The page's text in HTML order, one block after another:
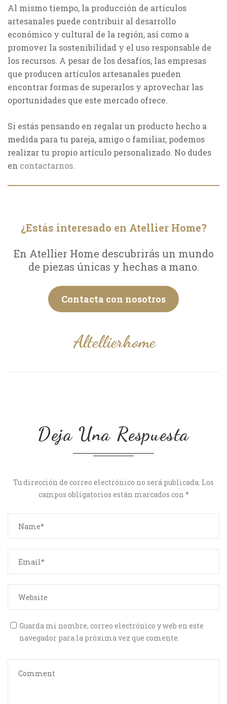
Al mismo tiempo, la producción de artículos
artesanales puede contribuir al desarrollo
económico y cultural de la región, así como a
promover la sostenibilidad y el uso responsable de
los recursos. A pesar de los desafíos, las empresas
que producen artículos artesanales pueden
encontrar formas de superarlos y aprovechar las
oportunidades que este mercado ofrece.
Si estás pensando en regalar un producto hecho a
medida para tu pareja, amigo o familiar, podemos
realizar tu propio artículo personalizado. No dudes
en contactarnos.
¿Estás interesado en Atellier Home?
En Atellier Home descubrirás un mundo
de piezas únicas y hechas a mano.
Contacta con nosotros
Altellierhome
Deja Una Respuesta
Tu dirección de correo electrónico no será publicada. Los
campos obligatorios están marcados con *
Guarda mi nombre, correo electrónico y web en este
navegador para la próxima vez que comente.